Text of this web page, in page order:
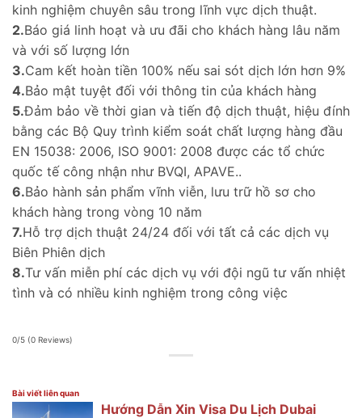
kinh nghiệm chuyên sâu trong lĩnh vực dịch thuật.
2.Báo giá linh hoạt và ưu đãi cho khách hàng lâu năm
và với số lượng lớn
3.Cam kết hoàn tiền 100% nếu sai sót dịch lớn hơn 9%
4.Bảo mật tuyệt đối với thông tin của khách hàng
5.Đảm bảo về thời gian và tiến độ dịch thuật, hiệu đính
bằng các Bộ Quy trình kiểm soát chất lượng hàng đầu
EN 15038: 2006, ISO 9001: 2008 được các tổ chức
quốc tế công nhận như BVQI, APAVE..
6.Bảo hành sản phẩm vĩnh viễn, lưu trữ hồ sơ cho
khách hàng trong vòng 10 năm
7.Hỗ trợ dịch thuật 24/24 đối với tất cả các dịch vụ
Biên Phiên dịch
8.Tư vấn miễn phí các dịch vụ với đội ngũ tư vấn nhiệt
tình và có nhiều kinh nghiệm trong công việc
0/5 (0 Reviews)
Bài viết liên quan
Hướng Dẫn Xin Visa Du Lịch Dubai